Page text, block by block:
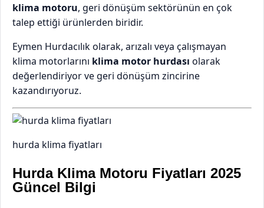
klima motoru, geri dönüşüm sektörünün en çok
talep ettiği ürünlerden biridir.
Eymen Hurdacılık olarak, arızalı veya çalışmayan
klima motorlarını klima motor hurdası olarak
değerlendiriyor ve geri dönüşüm zincirine
kazandırıyoruz.
hurda klima fiyatları
Hurda Klima Motoru Fiyatları 2025
Güncel Bilgi